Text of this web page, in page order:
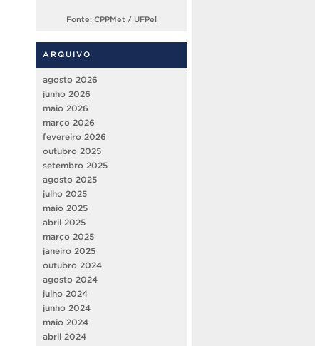
Fonte: CPPMet / UFPel
ARQUIVO
agosto 2026
junho 2026
maio 2026
março 2026
fevereiro 2026
outubro 2025
setembro 2025
agosto 2025
julho 2025
maio 2025
abril 2025
março 2025
janeiro 2025
outubro 2024
agosto 2024
julho 2024
junho 2024
maio 2024
abril 2024